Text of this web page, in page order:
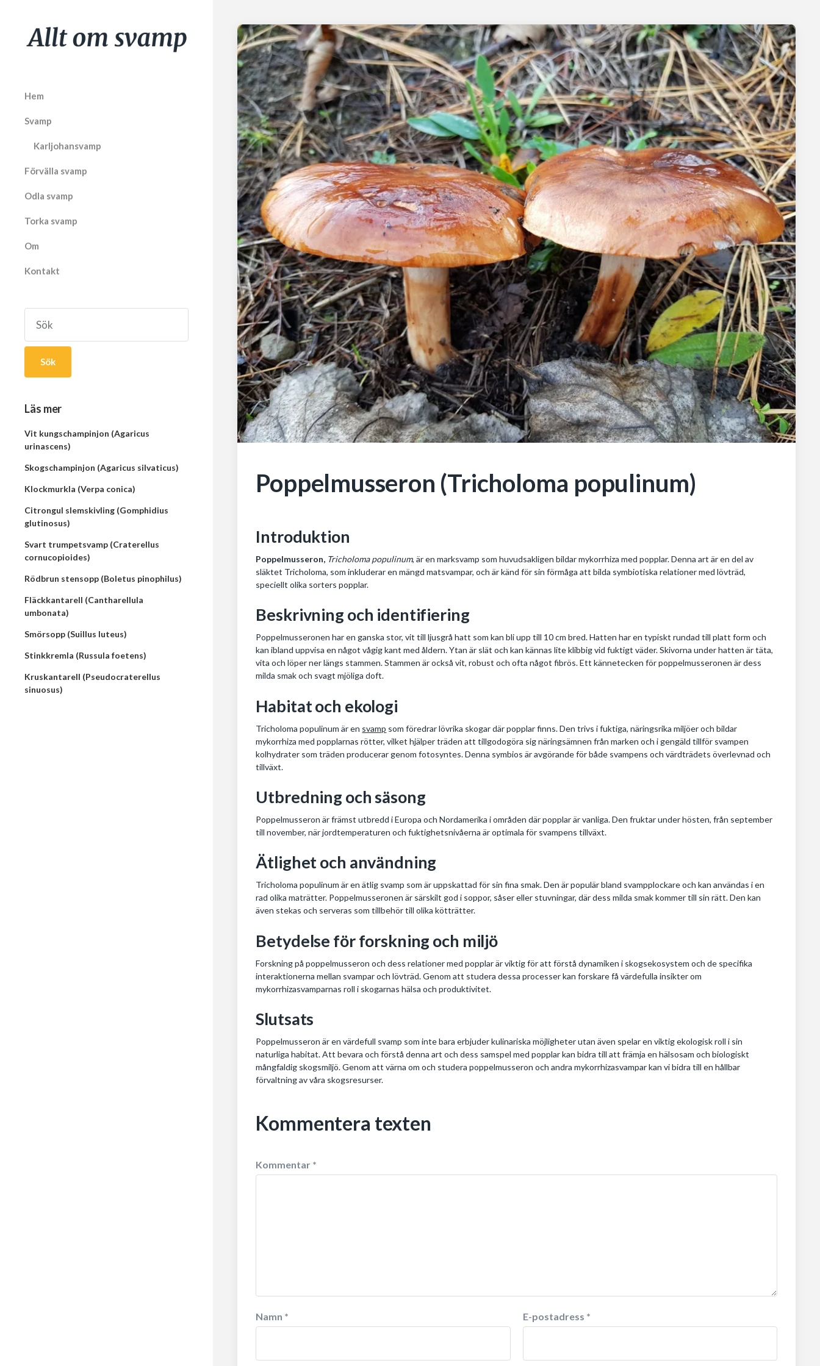
Hem
Svamp
Karljohansvamp
Förvälla svamp
Odla svamp
Torka svamp
Om
Kontakt
Sök
Läs mer
Vit kungschampinjon (Agaricus
urinascens)
Skogschampinjon (Agaricus silvaticus)
Klockmurkla (Verpa conica)
Citrongul slemskivling (Gomphidius
glutinosus)
Svart trumpetsvamp (Craterellus
cornucopioides)
Rödbrun stensopp (Boletus pinophilus)
Fläckkantarell (Cantharellula
umbonata)
Smörsopp (Suillus luteus)
Stinkkremla (Russula foetens)
Kruskantarell (Pseudocraterellus
sinuosus)
Poppelmusseron (Tricholoma populinum)
Introduktion
Poppelmusseron, Tricholoma populinum, är en marksvamp som huvudsakligen bildar mykorrhiza med popplar. Denna art är en del av
släktet Tricholoma, som inkluderar en mängd matsvampar, och är känd för sin förmåga att bilda symbiotiska relationer med lövträd,
speciellt olika sorters popplar.
Beskrivning och identifiering
Poppelmusseronen har en ganska stor, vit till ljusgrå hatt som kan bli upp till 10 cm bred. Hatten har en typiskt rundad till platt form och
kan ibland uppvisa en något vågig kant med åldern. Ytan är slät och kan kännas lite klibbig vid fuktigt väder. Skivorna under hatten är täta,
vita och löper ner längs stammen. Stammen är också vit, robust och ofta något fibrös. Ett kännetecken för poppelmusseronen är dess
milda smak och svagt mjöliga doft.
Habitat och ekologi
Tricholoma populinum är en svamp som föredrar lövrika skogar där popplar finns. Den trivs i fuktiga, näringsrika miljöer och bildar
mykorrhiza med popplarnas rötter, vilket hjälper träden att tillgodogöra sig näringsämnen från marken och i gengäld tillför svampen
kolhydrater som träden producerar genom fotosyntes. Denna symbios är avgörande för både svampens och värdträdets överlevnad och
tillväxt.
Utbredning och säsong
Poppelmusseron är främst utbredd i Europa och Nordamerika i områden där popplar är vanliga. Den fruktar under hösten, från september
till november, när jordtemperaturen och fuktighetsnivåerna är optimala för svampens tillväxt.
Ätlighet och användning
Tricholoma populinum är en ätlig svamp som är uppskattad för sin fina smak. Den är populär bland svampplockare och kan användas i en
rad olika maträtter. Poppelmusseronen är särskilt god i soppor, såser eller stuvningar, där dess milda smak kommer till sin rätt. Den kan
även stekas och serveras som tillbehör till olika kötträtter.
Betydelse för forskning och miljö
Forskning på poppelmusseron och dess relationer med popplar är viktig för att förstå dynamiken i skogsekosystem och de specifika
interaktionerna mellan svampar och lövträd. Genom att studera dessa processer kan forskare få värdefulla insikter om
mykorrhizasvamparnas roll i skogarnas hälsa och produktivitet.
Slutsats
Poppelmusseron är en värdefull svamp som inte bara erbjuder kulinariska möjligheter utan även spelar en viktig ekologisk roll i sin
naturliga habitat. Att bevara och förstå denna art och dess samspel med popplar kan bidra till att främja en hälsosam och biologiskt
mångfaldig skogsmiljö. Genom att värna om och studera poppelmusseron och andra mykorrhizasvampar kan vi bidra till en hållbar
förvaltning av våra skogsresurser.
Kommentera texten
Kommentar *
Namn * E-postadress *